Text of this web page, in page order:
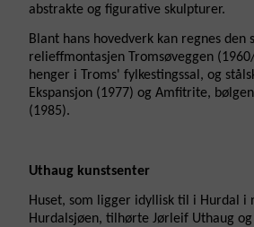
abstrakte og figurative skulpturer.
Blant hans hovedverk kan regnes den
relieffmontasjen Tromsøveggen
henger i Troms' fylkestingssal, og
Ekspansjon (1977) og Amfitrite,
(1985).
Uthaug kunstsenter
Huset, som ligger idyllisk til i Hurdal i
Hurdalsjøen, tilhørte Jørleif Uthaug